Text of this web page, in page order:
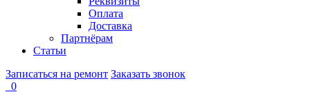
Оплата
Доставка
Партнёрам
Статьи
Записаться на ремонт Заказать звонок
0